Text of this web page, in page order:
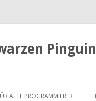
Pinguin
ALTE PROGRAMMIERER